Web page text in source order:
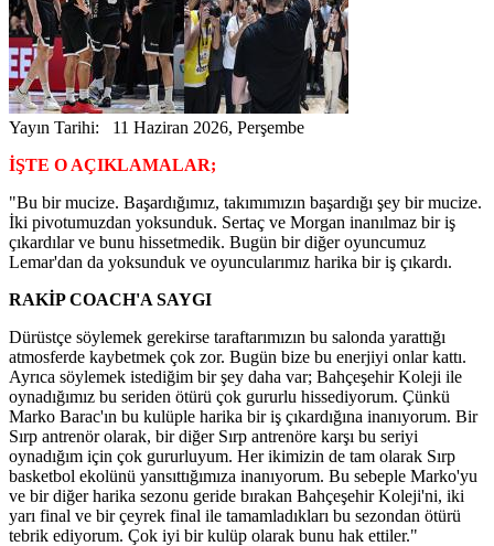
Yayın Tarihi: 11 Haziran 2026, Perşembe
İŞTE O AÇIKLAMALAR;
"Bu bir mucize. Başardığımız, takımımızın başardığı şey bir mucize.
İki pivotumuzdan yoksunduk. Sertaç ve Morgan inanılmaz bir iş
çıkardılar ve bunu hissetmedik. Bugün bir diğer oyuncumuz
Lemar'dan da yoksunduk ve oyuncularımız harika bir iş çıkardı.
RAKİP COACH'A SAYGI
Dürüstçe söylemek gerekirse taraftarımızın bu salonda yarattığı
atmosferde kaybetmek çok zor. Bugün bize bu enerjiyi onlar kattı.
Ayrıca söylemek istediğim bir şey daha var; Bahçeşehir Koleji ile
oynadığımız bu seriden ötürü çok gururlu hissediyorum. Çünkü
Marko Barac'ın bu kulüple harika bir iş çıkardığına inanıyorum. Bir
Sırp antrenör olarak, bir diğer Sırp antrenöre karşı bu seriyi
oynadığım için çok gururluyum. Her ikimizin de tam olarak Sırp
basketbol ekolünü yansıttığımıza inanıyorum. Bu sebeple Marko'yu
ve bir diğer harika sezonu geride bırakan Bahçeşehir Koleji'ni, iki
yarı final ve bir çeyrek final ile tamamladıkları bu sezondan ötürü
tebrik ediyorum. Çok iyi bir kulüp olarak bunu hak ettiler."